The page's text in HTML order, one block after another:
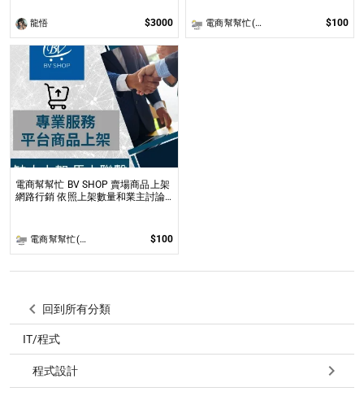
畫黑白扉頁或內頁插圖！
龍悟 $3000 電商幫幫忙(電商平台代營運/電商上架/運營策略/網路行銷) $100
電商幫幫忙 BV SHOP 賣場商品上架
網路行銷 依照上架數量和業主討論
電商幫幫忙(電商平台代營運/電商上架/運營策略/網路行銷) $100
回到所有分類
IT/程式
程式設計